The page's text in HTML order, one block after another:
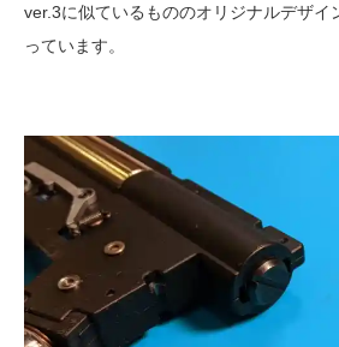
ver.3に似ているもののオリジナルデザイ
っています。